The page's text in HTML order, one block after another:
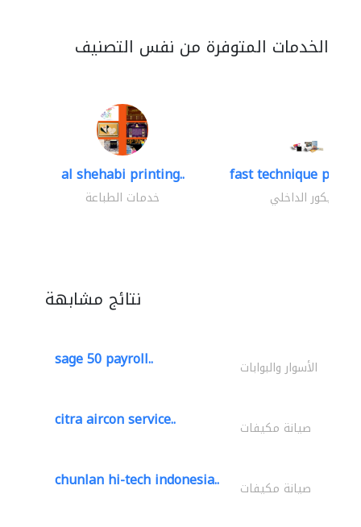
الخدمات المتوفرة من نفس التصنيف
al shehabi printing..
خدمات الطباعة
fast technique pre-
الديكور الداخلي
نتائج مشابهة
sage 50 payroll.. الأسوار والبوابات
citra aircon service.. صيانة مكيفات
chunlan hi-tech indonesia.. صيانة مكيفات